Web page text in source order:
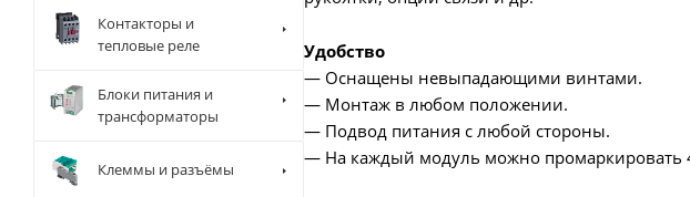
Удобство
— Оснащены невыпадающими винтами.
— Монтаж в любом положении.
— Подвод питания с любой стороны.
— На каждый модуль можно промаркировать
Контакторы и
тепловые реле
Блоки питания и
трансформаторы
Клеммы и разъёмы